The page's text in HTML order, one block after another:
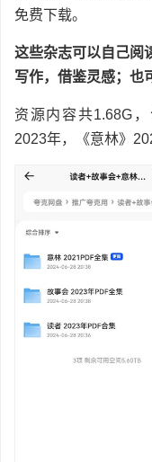
免费下载。
这些杂志可以自己阅
写作，借鉴灵感；也
资源内容共1.68G
2023年，《意林》